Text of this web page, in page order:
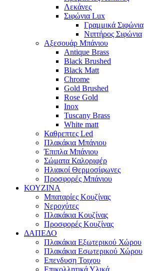
Λεκάνες
Σιφώνια Lux
Γραμμικά Σιφώνια
Νιπτήρος Σιφώνια
Αξεσουάρ Μπάνιου
Antique Brass
Black Brushed
Black Matt
Chrome
Gold Brushed
Rose Gold
Inox
Tuscany Brass
White matt
Καθρεπτες Led
Πλακάκια Μπάνιου
Έπιπλα Μπάνιου
Σώματα Καλοριφέρ
Ηλιακοί Θερμοσίφωνες
Προσφορές Μπάνιου
ΚΟΥΖΙΝΑ
Μπαταρίες Κουζίνας
Νεροχύτες
Πλακάκια Κουζίνας
Προσφορές Κουζίνας
ΔΑΠΕΔΟ
Πλακάκια Εξωτερικού Χώρου
Πλακάκια Εσωτερικού Χώρου
Επενδυση Τοιχου
Επικολλητικά Υλικά